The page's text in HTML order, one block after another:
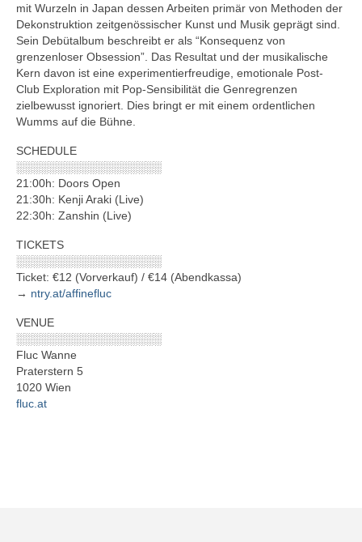
mit Wurzeln in Japan dessen Arbeiten primär von Methoden der
Dekonstruktion zeitgenössischer Kunst und Musik geprägt sind.
Sein Debütalbum beschreibt er als “Konsequenz von
grenzenloser Obsession”. Das Resultat und der musikalische
Kern davon ist eine experimentierfreudige, emotionale Post-
Club Exploration mit Pop-Sensibilität die Genregrenzen
zielbewusst ignoriert. Dies bringt er mit einem ordentlichen
Wumms auf die Bühne.
SCHEDULE
░░░░░░░░░░░░░░░░░░
21:00h: Doors Open
21:30h: Kenji Araki (Live)
22:30h: Zanshin (Live)
TICKETS
░░░░░░░░░░░░░░░░░░
Ticket: €12 (Vorverkauf) / €14 (Abendkassa)
→ ntry.at/affinefluc
VENUE
░░░░░░░░░░░░░░░░░░
Fluc Wanne
Praterstern 5
1020 Wien
fluc.at